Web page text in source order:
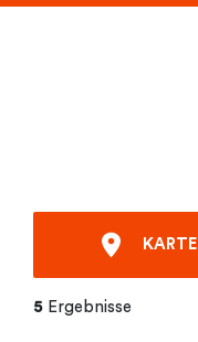
KARTE
5 Ergebnisse